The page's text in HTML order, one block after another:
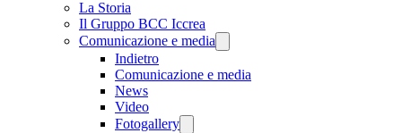
La Storia
Il Gruppo BCC Iccrea
Comunicazione e media
Indietro
Comunicazione e media
News
Video
Fotogallery